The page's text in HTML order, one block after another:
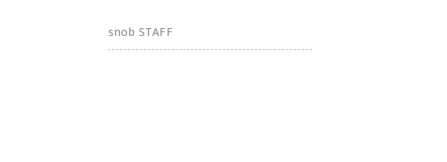
snob STAFF